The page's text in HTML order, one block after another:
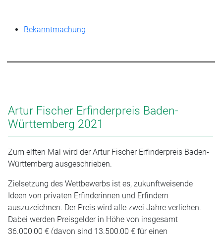
Bekanntmachung
Artur Fischer Erfinderpreis Baden-
Württemberg 2021
Zum elften Mal wird der Artur Fischer Erfinderpreis Baden-
Württemberg ausgeschrieben.
Zielsetzung des Wettbewerbs ist es, zukunftweisende
Ideen von privaten Erfinderinnen und Erfindern
auszuzeichnen. Der Preis wird alle zwei Jahre verliehen.
Dabei werden Preisgelder in Höhe von insgesamt
36.000,00 € (davon sind 13.500,00 € für einen